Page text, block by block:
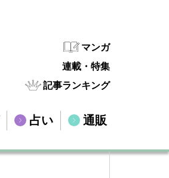
マンガ
連載・特集
記事ランキング
占い 通販